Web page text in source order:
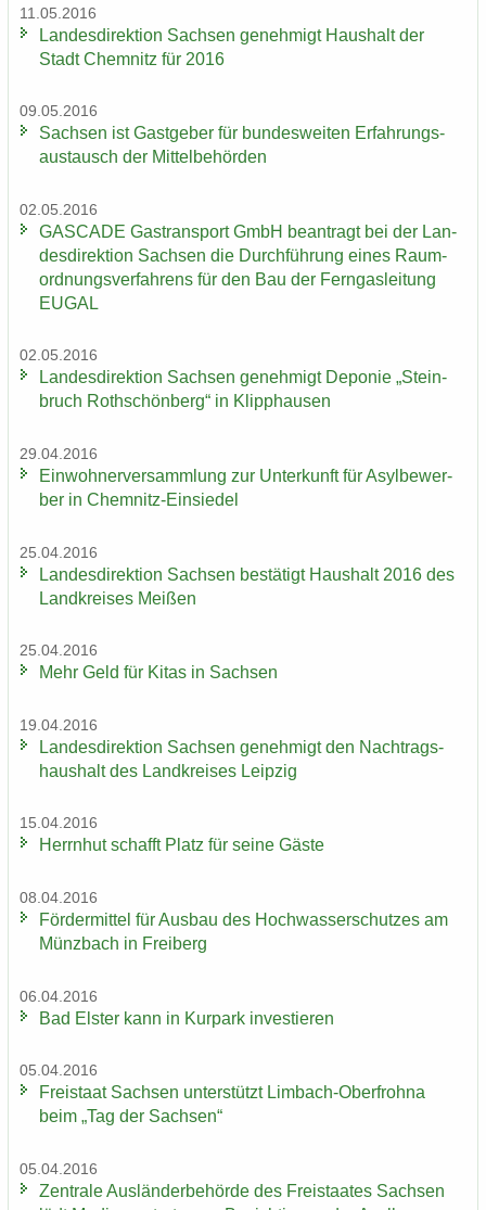
11.05.2016
Lan­des­di­rek­ti­on Sach­sen ge­neh­migt Haus­halt der
Stadt Chem­nitz für 2016
09.05.2016
Sach­sen ist Gast­ge­ber für bun­des­wei­ten Er­fah­rungs­
aus­tausch der Mit­tel­be­hör­den
02.05.2016
GAS­CA­DE Gas­trans­port GmbH be­an­tragt bei der Lan­
des­di­rek­ti­on Sach­sen die Durch­füh­rung eines Raum­
ord­nungs­ver­fah­rens für den Bau der Fern­gas­lei­tung
EUGAL
02.05.2016
Lan­des­di­rek­ti­on Sach­sen ge­neh­migt De­po­nie „Stein­
bruch Roth­schön­berg“ in Klipp­hau­sen
29.04.2016
Ein­woh­ner­ver­samm­lung zur Un­ter­kunft für Asyl­be­wer­
ber in Chemnitz-​Einsiedel
25.04.2016
Lan­des­di­rek­ti­on Sach­sen be­stä­tigt Haus­halt 2016 des
Land­krei­ses Mei­ßen
25.04.2016
Mehr Geld für Kitas in Sach­sen
19.04.2016
Lan­des­di­rek­ti­on Sach­sen ge­neh­migt den Nach­trags­
haus­halt des Land­krei­ses Leip­zig
15.04.2016
Herrn­hut schafft Platz für seine Gäste
08.04.2016
För­der­mit­tel für Aus­bau des Hoch­was­ser­schut­zes am
Münz­bach in Frei­berg
06.04.2016
Bad Els­ter kann in Kur­park in­ves­tie­ren
05.04.2016
Frei­staat Sach­sen un­ter­stützt Limbach-​Oberfrohna
beim „Tag der Sach­sen“
05.04.2016
Zen­tra­le Aus­län­der­be­hör­de des Frei­staa­tes Sach­sen